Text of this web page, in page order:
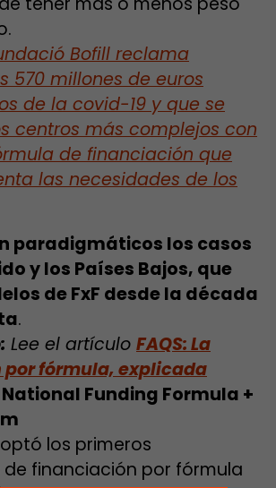
Bofill reclama
570 millones de euros
de la covid-19 y que se
centros más complejos con
de financiación que
las necesidades de los
paradigmáticos los casos
y los Países Bajos, que
de FxF desde la década
.
Lee el artículo FAQS:La
fórmula, explicada
National Funding Formula +
los primeros
financiación por fórmula